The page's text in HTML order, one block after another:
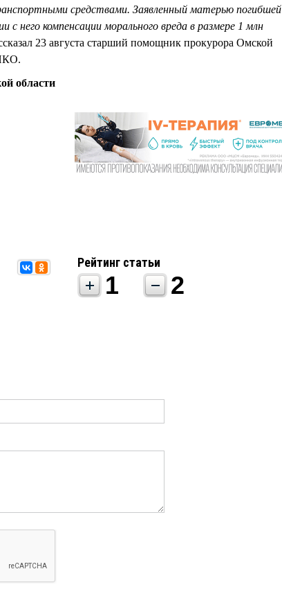
средствами. Заявленный матерью погибшей
с него компенсации морального вреда в размере 1 млн
23 августа старший помощник прокурора Омской
области
Рейтинг статьи
1 2